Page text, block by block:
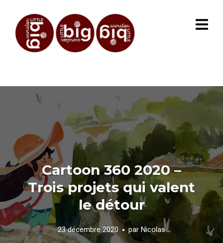
Cartoon 360 2020 –
Trois projets qui valent
le détour
23 décembre 2020 par Nicolas